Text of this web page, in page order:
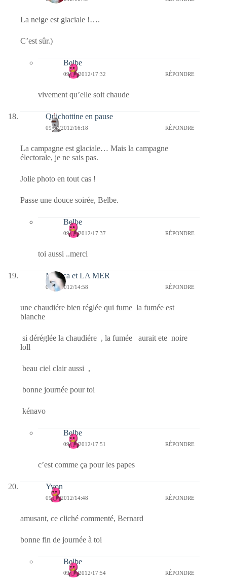
La neige est glaciale !….
C’est sûr.)
Belbe
09/02/2012/17:32 RÉPONDRE
vivement qu’elle soit chaude
Quichottine en pause
09/02/2012/16:18 RÉPONDRE
La campagne est glaciale… Mais la campagne
électorale, je ne sais pas.
Jolie photo en tout cas !
Passe une douce soirée, Belbe.
Belbe
09/02/2012/17:37 RÉPONDRE
toi aussi ..merci
Monica et LA MER
09/02/2012/14:58 RÉPONDRE
une chaudiére bien réglée qui fume la fumée est
blanche
si déréglée la chaudiére , la fumée aurait ete noire
loll
beau ciel clair aussi ,
bonne journée pour toi
kénavo
Belbe
09/02/2012/17:51 RÉPONDRE
c’est comme ça pour les papes
Yvon
09/02/2012/14:48 RÉPONDRE
amusant, ce cliché commenté, Bernard
bonne fin de journée à toi
Belbe
09/02/2012/17:54 RÉPONDRE